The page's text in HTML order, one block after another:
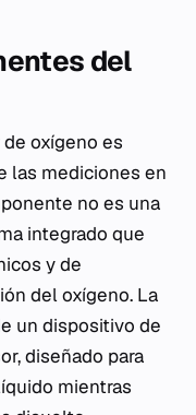
del
oxígeno es
las mediciones en
no es una
integrado que
y de
del oxígeno. La
un dispositivo de
diseñado para
mientras